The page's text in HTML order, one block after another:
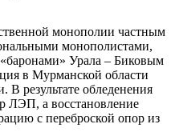
монополии частным
монополистами,
Урала – Биковым
в Мурманской области
В результате обледенения
ЛЭП, а восстановление
с переброской опор из